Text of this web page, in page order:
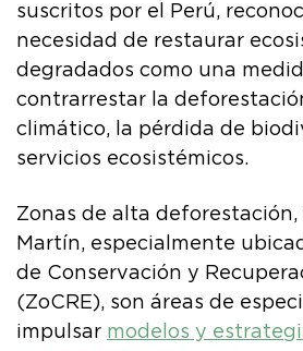
suscritos por el Perú,
necesidad de restaurar
degradados como una
contrarrestar la
climático, la pérdida de
servicios ecosistémicos.
Zonas de alta deforestación,
Martín, especialmente
de Conservación y
(ZoCRE), son áreas de
impulsar modelos y